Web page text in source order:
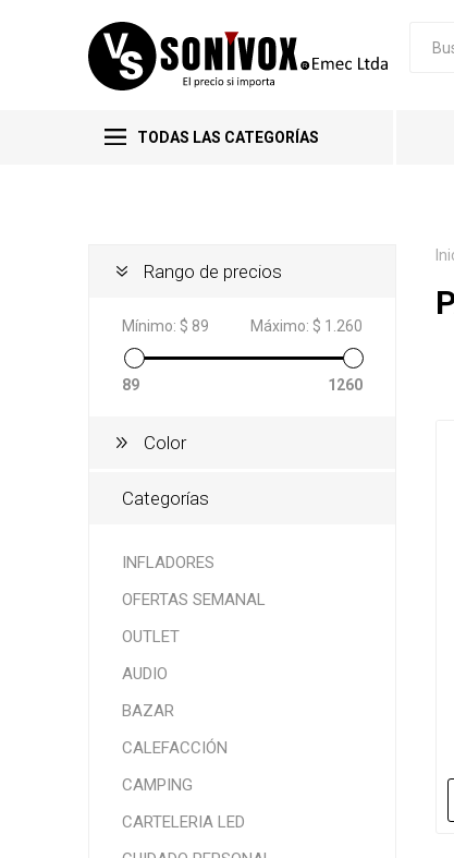
TODAS LAS CATEGORÍAS
Rango de precios
Mínimo: $ 89 Máximo: $ 1.260
89 1260
Color
Categorías
INFLADORES
OFERTAS SEMANAL
OUTLET
AUDIO
BAZAR
CALEFACCIÓN
CAMPING
CARTELERIA LED